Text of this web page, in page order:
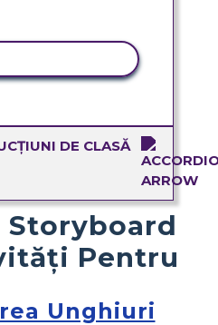
DE CLASĂ
Storyboard
Pentru
Unghiuri